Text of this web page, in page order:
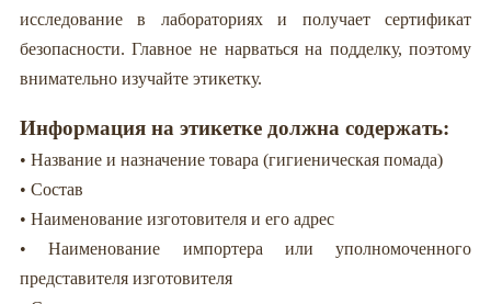
исследование в лабораториях и получает сертификат
безопасности. Главное не нарваться на подделку, поэтому
внимательно изучайте этикетку.
Информация на этикетке должна содержать:
• Название и назначение товара (гигиеническая помада)
• Состав
• Наименование изготовителя и его адрес
• Наименование импортера или уполномоченного
представителя изготовителя